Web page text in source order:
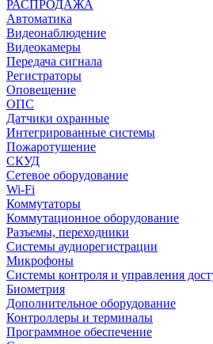
РАСПРОДАЖА
Автоматика
Видеонаблюдение
Видеокамеры
Передача сигнала
Регистраторы
Оповещение
ОПС
Датчики охранные
Интегрированные системы
Пожаротушение
СКУД
Сетевое оборудование
Wi-Fi
Коммутаторы
Коммутационное оборудование
Разъемы, переходники
Системы аудиорегистрации
Микрофоны
Системы контроля и управления
Биометрия
Дополнительное оборудование
Контроллеры и терминалы
Программное обеспечение